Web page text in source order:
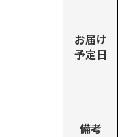
お届け
予定日
備考